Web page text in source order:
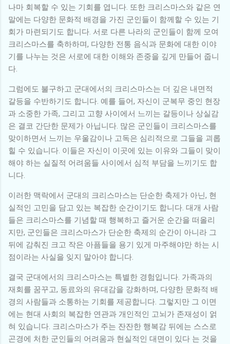
나마 회복할 수 있는 기회를 엽니다. 또한 크리스마스와 같은 연
말에는 다양한 문화적 배경을 가진 군인들이 함께할 수 있는 기
회가 마련되기도 합니다. 서로 다른 나라의 군인들이 함께 모여
크리스마스를 축하하며, 다양한 전통 음식과 문화에 대한 이야
기를 나누는 것은 서로에 대한 이해와 존중을 깊게 만들어 줍니
다.
그럼에도 불구하고 군대에서의 크리스마스는 더 깊은 내면적
갈등을 수반하기도 합니다. 예를 들어, 자신이 군복무 중인 현장
과 소중한 가족, 그리고 고향 사이에서 느끼는 갈등이나 상실감
은 결코 간단한 문제가 아닙니다. 많은 군인들이 크리스마스를
맞이하면서 느끼는 우울감이나 고독은 심리적으로 그들을 괴롭
힐 수 있습니다. 이들은 자신이 이곳에 있는 이유와 그들이 맞이
해야 하는 실질적 어려움들 사이에서 심적 부담을 느끼기도 합
니다.
이러한 맥락에서 군대의 크리스마스는 단순한 축제가 아닌, 현
실적인 고민을 담고 있는 복잡한 순간이기도 합니다. 대개 사람
들은 크리스마스를 기념할 때 행복하고 즐거운 순간을 떠올리
지만, 군인들은 크리스마스가 단순한 축제의 순간이 아니라 그
뒤에 감춰진 크고 작은 아픔들을 용기 있게 마주해야만 하는 시
점이라는 사실을 잊지 말아야 합니다.
결국 군대에서의 크리스마스는 특별한 경험입니다. 가족과의
재회를 꿈꾸고, 동료와의 유대감을 강화하며, 다양한 문화적 배
경의 사람들과 소통하는 기회를 제공합니다. 그렇지만 그 이면
에는 현대 사회의 복잡한 연관과 개인적인 고뇌가 존재성이 얽
혀 있습니다. 크리스마스가 주는 잔잔한 행복감 뒤에는 스스로
곤경에 처한 군인들의 어려움과 현실적인 대면이 있다 는 것을